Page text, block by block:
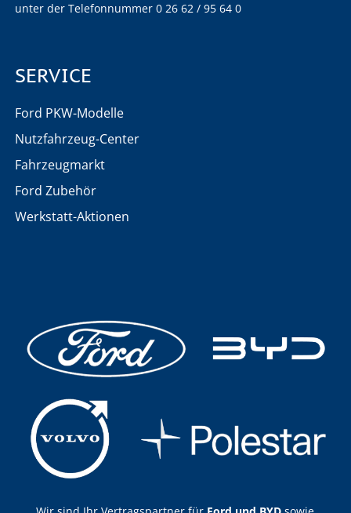
unter der Telefonnummer 0 26 62 / 95 64 0
SERVICE
Ford PKW-Modelle
Nutzfahrzeug-Center
Fahrzeugmarkt
Ford Zubehör
Werkstatt-Aktionen